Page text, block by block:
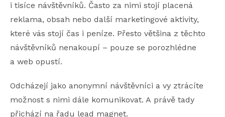
i tisíce návštěvníků. Často za nimi stojí placená
reklama, obsah nebo další marketingové aktivity,
které vás stojí čas i peníze. Přesto většina z těchto
návštěvníků nenakoupí – pouze se porozhlédne
a web opustí.
Odcházejí jako anonymní návštěvníci a vy ztrácíte
možnost s nimi dále komunikovat. A právě tady
přichází na řadu lead magnet.